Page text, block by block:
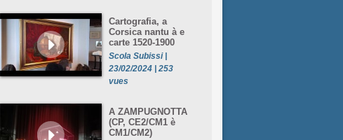
Cartografia, a
Corsica nantu à e
carte 1520-1900
Scola Subissi |
23/02/2024 | 253
vues
A ZAMPUGNOTTA
(CP, CE2/CM1 è
CM1/CM2)